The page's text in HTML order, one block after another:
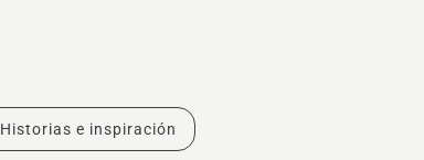
Historias e inspiración